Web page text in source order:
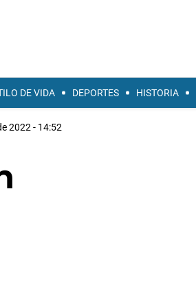
DE VIDA DEPORTES HISTORIA
2022 - 14:52